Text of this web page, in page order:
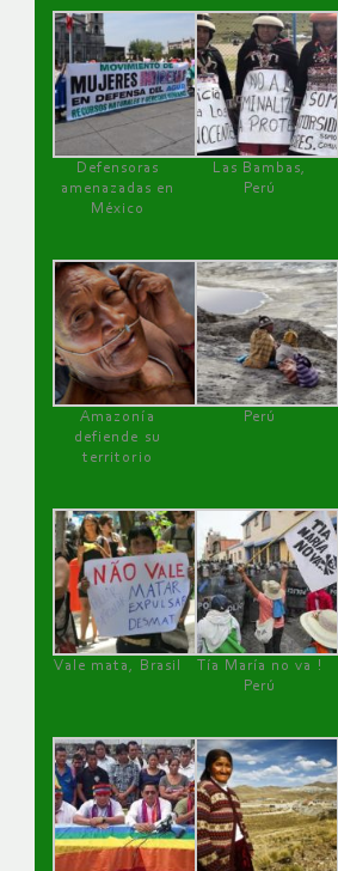
Defensoras
amenazadas en
México
Las Bambas,
Perú
Amazonía
defiende su
territorio
Perú
Vale mata, Brasil
Tía María no va !
Perú